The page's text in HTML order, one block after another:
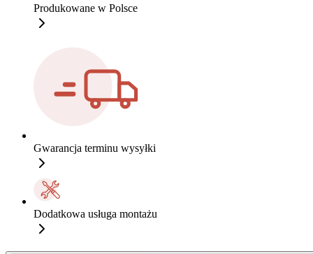
Produkowane w Polsce
Gwarancja terminu wysyłki
Dodatkowa usługa montażu